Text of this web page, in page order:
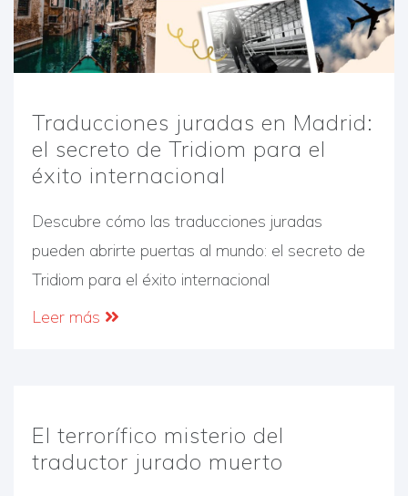
Traducciones juradas en Madrid:
el secreto de Tridiom para el
éxito internacional
Descubre cómo las traducciones juradas
pueden abrirte puertas al mundo: el secreto de
Tridiom para el éxito internacional
Leer más
El terrorífico misterio del
traductor jurado muerto